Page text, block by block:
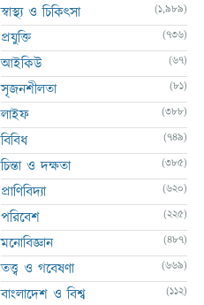
স্বাস্থ্য ও চিকিৎসা (1,989)
প্রযুক্তি (736)
আইকিউ (67)
সৃজনশীলতা (81)
লাইফ (388)
বিবিধ (749)
চিন্তা ও দক্ষতা (385)
প্রাণিবিদ্যা (620)
পরিবেশ (225)
মনোবিজ্ঞান (487)
তত্ত্ব ও গবেষণা (669)
বাংলাদেশ ও বিশ্ব (112)